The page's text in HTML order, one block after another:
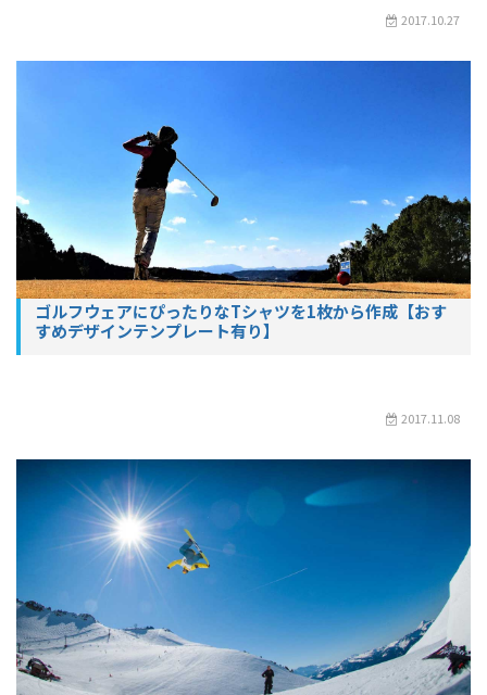
2017.10.27
ゴルフウェアにぴったりなTシャツを1枚から作成【おす
すめデザインテンプレート有り】
2017.11.08